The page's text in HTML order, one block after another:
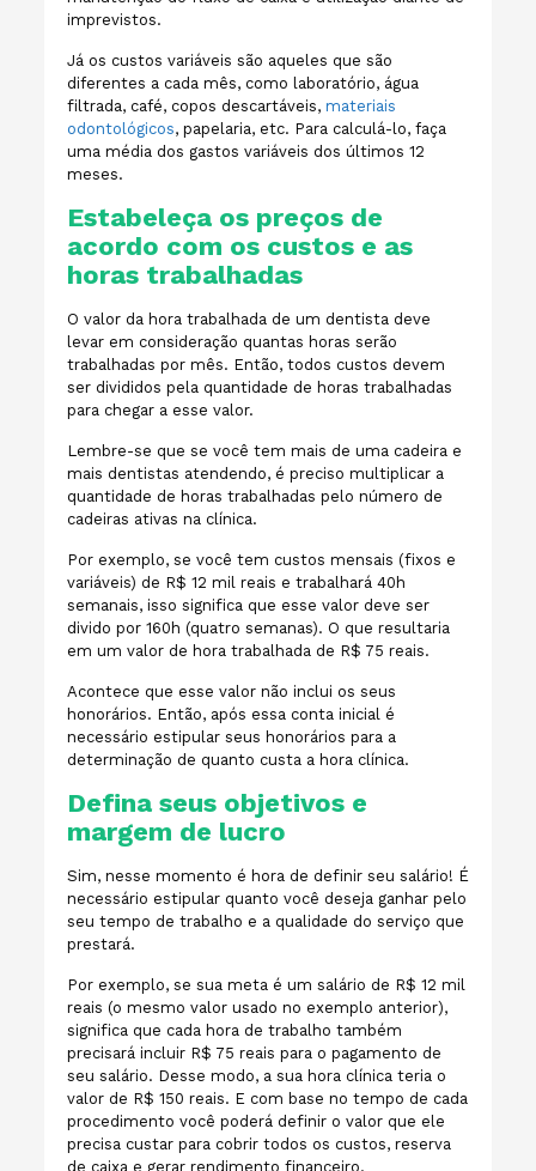
imprevistos.
Já os custos variáveis são aqueles que são
diferentes a cada mês, como laboratório, água
filtrada, café, copos descartáveis, materiais
odontológicos, papelaria, etc. Para calculá-lo, faça
uma média dos gastos variáveis dos últimos 12
meses.
Estabeleça os preços de
acordo com os custos e as
horas trabalhadas
O valor da hora trabalhada de um dentista deve
levar em consideração quantas horas serão
trabalhadas por mês. Então, todos custos devem
ser divididos pela quantidade de horas trabalhadas
para chegar a esse valor.
Lembre-se que se você tem mais de uma cadeira e
mais dentistas atendendo, é preciso multiplicar a
quantidade de horas trabalhadas pelo número de
cadeiras ativas na clínica.
Por exemplo, se você tem custos mensais (fixos e
variáveis) de R$ 12 mil reais e trabalhará 40h
semanais, isso significa que esse valor deve ser
divido por 160h (quatro semanas). O que resultaria
em um valor de hora trabalhada de R$ 75 reais.
Acontece que esse valor não inclui os seus
honorários. Então, após essa conta inicial é
necessário estipular seus honorários para a
determinação de quanto custa a hora clínica.
Defina seus objetivos e
margem de lucro
Sim, nesse momento é hora de definir seu salário! É
necessário estipular quanto você deseja ganhar pelo
seu tempo de trabalho e a qualidade do serviço que
prestará.
Por exemplo, se sua meta é um salário de R$ 12 mil
reais (o mesmo valor usado no exemplo anterior),
significa que cada hora de trabalho também
precisará incluir R$ 75 reais para o pagamento de
seu salário. Desse modo, a sua hora clínica teria o
valor de R$ 150 reais. E com base no tempo de cada
procedimento você poderá definir o valor que ele
precisa custar para cobrir todos os custos, reserva
de caixa e gerar rendimento financeiro.